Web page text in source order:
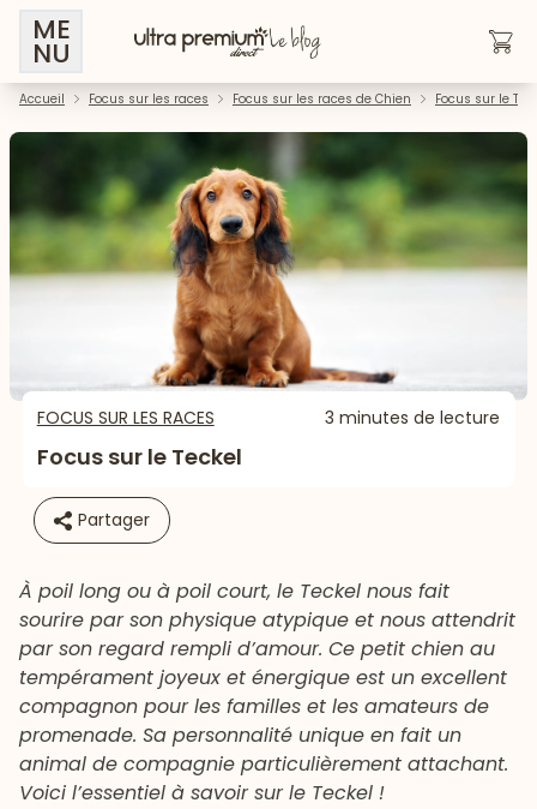
ME
NU
Accueil Focus sur les races Focus sur les races de Chien Focus sur le
FOCUS SUR LES RACES 3 minutes de lecture
Focus sur le Teckel
Partager
À poil long ou à poil court, le Teckel nous fait
sourire par son physique atypique et nous attendrit
par son regard rempli d’amour. Ce petit chien au
tempérament joyeux et énergique est un excellent
compagnon pour les familles et les amateurs de
promenade. Sa personnalité unique en fait un
animal de compagnie particulièrement attachant.
Voici l’essentiel à savoir sur le Teckel !